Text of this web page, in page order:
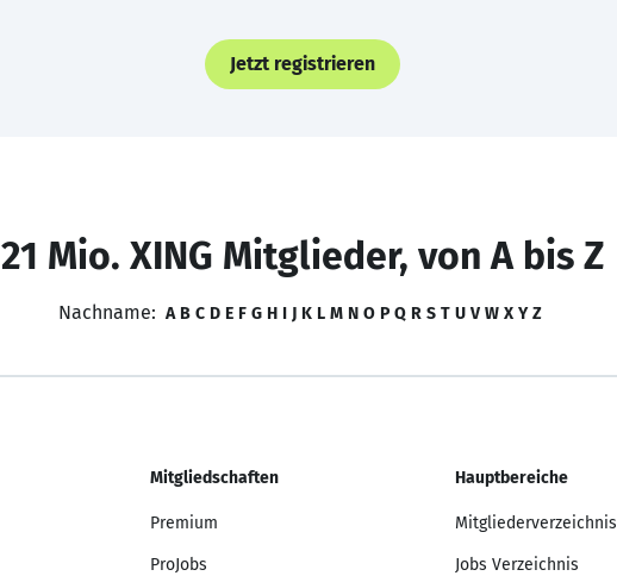
Jetzt registrieren
21 Mio. XING Mitglieder, von A bis Z
Nachname: A B C D E F G H I J K L M N O P Q R S T U V W X Y Z
Mitgliedschaften
Premium
ProJobs
Hauptbereiche
Mitgliederverzeichnis
Jobs Verzeichnis